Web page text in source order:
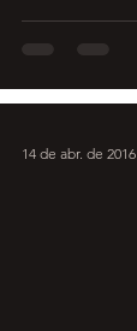
14 de abr. de 2016